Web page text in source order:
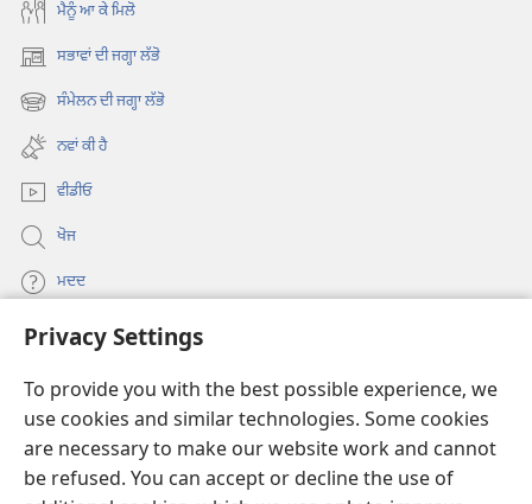
Privacy Settings
To provide you with the best possible experience, we
use cookies and similar technologies. Some cookies
are necessary to make our website work and cannot
be refused. You can accept or decline the use of
ਮੈਨੂੰ ਆ ਕੇ ਮਿਲੋ
ਸਭਾਵਾਂ ਦੀ ਜਗ੍ਹਾ ਲੱਭੋ
(opens
new
window)
ਸੰਮੇਲਨ ਦੀ ਜਗ੍ਹਾ ਲੱਭੋ
(opens
new
window)
ਨਵਾਂ ਕੀ ਹੈ
ਵੀਡੀਓ
ਖੋਜ
ਮਦਦ
ਦਾਨ
new
window)Watchtower ONLINE LIBRARY™
(opens
new
window)JW Hub
(opens